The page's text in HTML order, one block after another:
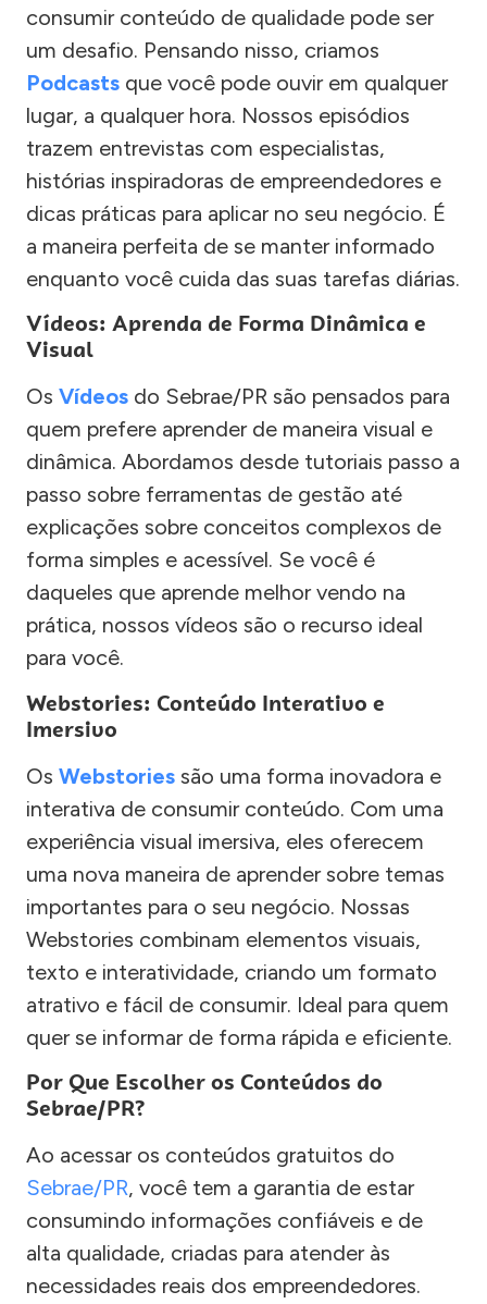
consumir conteúdo de qualidade pode ser
um desafio. Pensando nisso, criamos
Podcasts que você pode ouvir em qualquer
lugar, a qualquer hora. Nossos episódios
trazem entrevistas com especialistas,
histórias inspiradoras de empreendedores e
dicas práticas para aplicar no seu negócio. É
a maneira perfeita de se manter informado
enquanto você cuida das suas tarefas diárias.
Vídeos: Aprenda de Forma Dinâmica e
Visual
Os Vídeos do Sebrae/PR são pensados para
quem prefere aprender de maneira visual e
dinâmica. Abordamos desde tutoriais passo a
passo sobre ferramentas de gestão até
explicações sobre conceitos complexos de
forma simples e acessível. Se você é
daqueles que aprende melhor vendo na
prática, nossos vídeos são o recurso ideal
para você.
Webstories: Conteúdo Interativo e
Imersivo
Os Webstories são uma forma inovadora e
interativa de consumir conteúdo. Com uma
experiência visual imersiva, eles oferecem
uma nova maneira de aprender sobre temas
importantes para o seu negócio. Nossas
Webstories combinam elementos visuais,
texto e interatividade, criando um formato
atrativo e fácil de consumir. Ideal para quem
quer se informar de forma rápida e eficiente.
Por Que Escolher os Conteúdos do
Sebrae/PR?
Ao acessar os conteúdos gratuitos do
Sebrae/PR, você tem a garantia de estar
consumindo informações confiáveis e de
alta qualidade, criadas para atender às
necessidades reais dos empreendedores.